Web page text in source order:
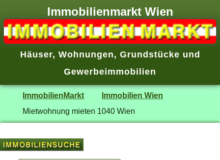
Immobilienmarkt Wien
Häuser, Wohnungen, Grundstücke und
Gewerbeimmobilien
ImmobilienMarkt
Immobilien Wien
Mietwohnung mieten 1040 Wien